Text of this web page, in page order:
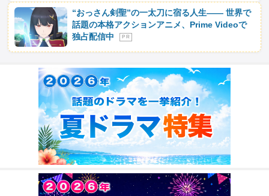
“おっさん剣聖”の一太刀に宿る人生―― 世界で
話題の本格アクションアニメ、Prime Videoで
独占配信中
P R